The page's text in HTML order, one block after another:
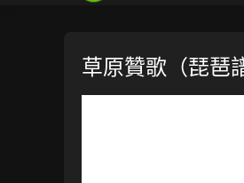
草原贊歌（琵琶